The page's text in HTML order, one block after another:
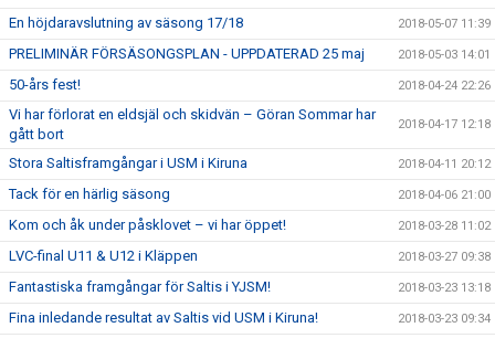
En höjdaravslutning av säsong 17/18 2018-05-07 11:39
PRELIMINÄR FÖRSÄSONGSPLAN - UPPDATERAD 25 maj 2018-05-03 14:01
50-års fest! 2018-04-24 22:26
Vi har förlorat en eldsjäl och skidvän – Göran Sommar har
gått bort
2018-04-17 12:18
Stora Saltisframgångar i USM i Kiruna 2018-04-11 20:12
Tack för en härlig säsong 2018-04-06 21:00
Kom och åk under påsklovet – vi har öppet! 2018-03-28 11:02
LVC-final U11 & U12 i Kläppen 2018-03-27 09:38
Fantastiska framgångar för Saltis i YJSM! 2018-03-23 13:18
Fina inledande resultat av Saltis vid USM i Kiruna! 2018-03-23 09:34